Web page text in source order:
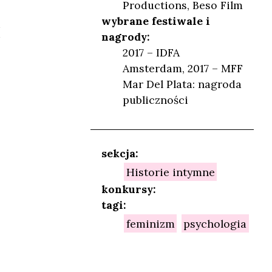
Productions, Beso Film
wybrane festiwale i
nagrody:
2017 – IDFA
Amsterdam, 2017 – MFF
Mar Del Plata: nagroda
publiczności
sekcja:
Historie intymne
konkursy:
tagi:
feminizm
psychologia